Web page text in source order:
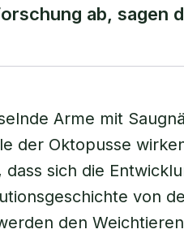
ab, sagen
Arme mit
der Oktopusse
dass sich die
von
den